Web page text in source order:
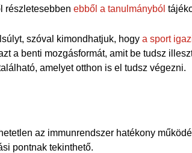
részletesebben ebből a tanulmányból
szóval kimondhatjuk, hogy a sport
a benti mozgásformát, amit be tudsz
amelyet otthon is el tudsz végezni.
az immunrendszer hatékony
pontnak tekinthető.